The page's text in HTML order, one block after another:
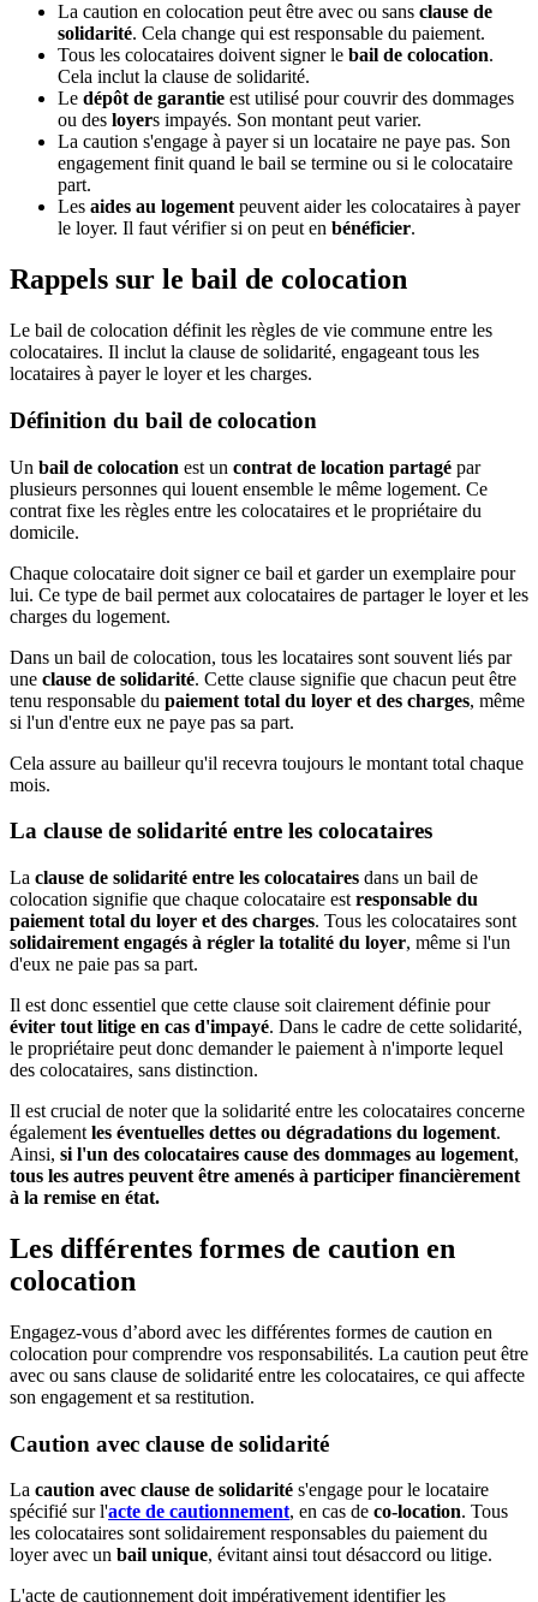
La caution en colocation peut être avec ou sans clause de
solidarité. Cela change qui est responsable du paiement.
Tous les colocataires doivent signer le bail de colocation.
Cela inclut la clause de solidarité.
Le dépôt de garantie est utilisé pour couvrir des dommages
ou des loyers impayés. Son montant peut varier.
La caution s'engage à payer si un locataire ne paye pas. Son
engagement finit quand le bail se termine ou si le colocataire
part.
Les aides au logement peuvent aider les colocataires à payer
le loyer. Il faut vérifier si on peut en bénéficier.
Rappels sur le bail de colocation
Le bail de colocation définit les règles de vie commune entre les
colocataires. Il inclut la clause de solidarité, engageant tous les
locataires à payer le loyer et les charges.
Définition du bail de colocation
Un bail de colocation est un contrat de location partagé par
plusieurs personnes qui louent ensemble le même logement. Ce
contrat fixe les règles entre les colocataires et le propriétaire du
domicile.
Chaque colocataire doit signer ce bail et garder un exemplaire pour
lui. Ce type de bail permet aux colocataires de partager le loyer et les
charges du logement.
Dans un bail de colocation, tous les locataires sont souvent liés par
une clause de solidarité. Cette clause signifie que chacun peut être
tenu responsable du paiement total du loyer et des charges, même
si l'un d'entre eux ne paye pas sa part.
Cela assure au bailleur qu'il recevra toujours le montant total chaque
mois.
La clause de solidarité entre les colocataires
La clause de solidarité entre les colocataires dans un bail de
colocation signifie que chaque colocataire est responsable du
paiement total du loyer et des charges. Tous les colocataires sont
solidairement engagés à régler la totalité du loyer, même si l'un
d'eux ne paie pas sa part.
Il est donc essentiel que cette clause soit clairement définie pour
éviter tout litige en cas d'impayé. Dans le cadre de cette solidarité,
le propriétaire peut donc demander le paiement à n'importe lequel
des colocataires, sans distinction.
Il est crucial de noter que la solidarité entre les colocataires concerne
également les éventuelles dettes ou dégradations du logement.
Ainsi, si l'un des colocataires cause des dommages au logement,
tous les autres peuvent être amenés à participer financièrement
à la remise en état.
Les différentes formes de caution en
colocation
Engagez-vous d’abord avec les différentes formes de caution en
colocation pour comprendre vos responsabilités. La caution peut être
avec ou sans clause de solidarité entre les colocataires, ce qui affecte
son engagement et sa restitution.
Caution avec clause de solidarité
La caution avec clause de solidarité s'engage pour le locataire
spécifié sur l'acte de cautionnement, en cas de co-location. Tous
les colocataires sont solidairement responsables du paiement du
loyer avec un bail unique, évitant ainsi tout désaccord ou litige.
L'acte de cautionnement doit impérativement identifier les